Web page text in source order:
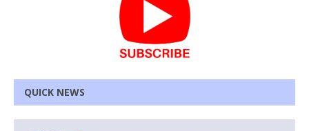
QUICK NEWS